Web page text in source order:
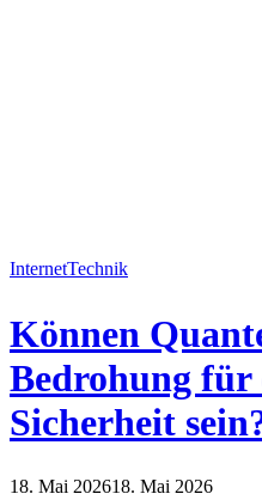
InternetTechnik
Können
Bedrohung für
Sicherheit
18. Mai 202618. Mai 2026